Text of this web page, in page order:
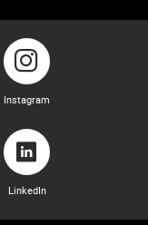
Instagram
LinkedIn